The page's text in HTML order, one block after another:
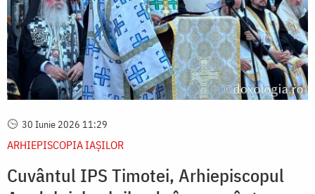
30 Iunie 2026 11:29
ARHIEPISCOPIA IAŞILOR
Cuvântul IPS Timotei, Arhiepiscopul